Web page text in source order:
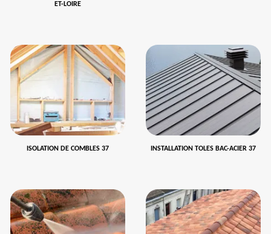
ET-LOIRE
ISOLATION DE COMBLES 37 INSTALLATION TOLES BAC-ACIER 37